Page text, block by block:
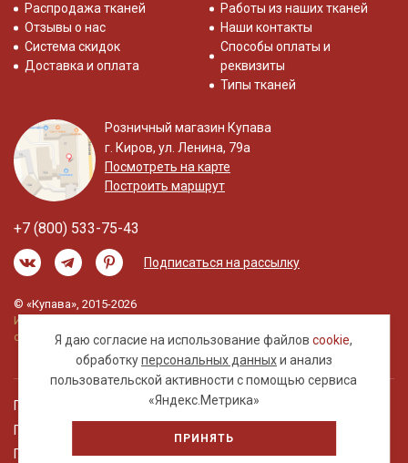
Я даю согласие на использование файловcookie,
обработкуперсональных данныхи анализ
пользовательской активности с помощью сервиса
«Яндекс.Метрика»
ПРИНЯТЬ
Распродажа тканей
Отзывы о нас
Система скидок
Доставка и оплата
Работы из наших тканей
Наши контакты
Способы оплаты и
реквизиты
Типы тканей
Розничный магазин Купава
г. Киров, ул. Ленина, 79а
Посмотреть на карте
Построить маршрут
+7 (800) 533-75-43
Подписаться на рассылку
© «Купава», 2015-2026
Информация на сайте не является публичной
офертой.
Правовая информация
Политика обработки персональных данных
Пользовательское соглашение